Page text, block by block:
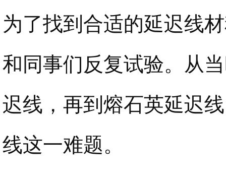
为了找到合适的延迟线
和同事们反复试验。从
迟线，再到熔石英延迟
线这一难题。